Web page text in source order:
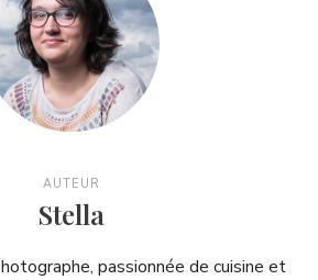
AUTEUR
Stella
passionnée de cuisine et